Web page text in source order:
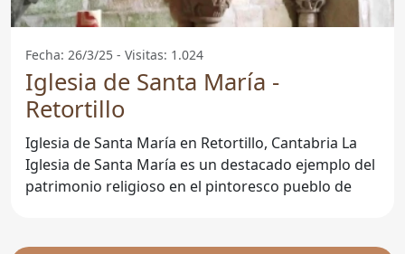
Fecha: 26/3/25 - Visitas: 1.024
Iglesia de Santa María -
Retortillo
Iglesia de Santa María en Retortillo, Cantabria La
Iglesia de Santa María es un destacado ejemplo del
patrimonio religioso en el pintoresco pueblo de